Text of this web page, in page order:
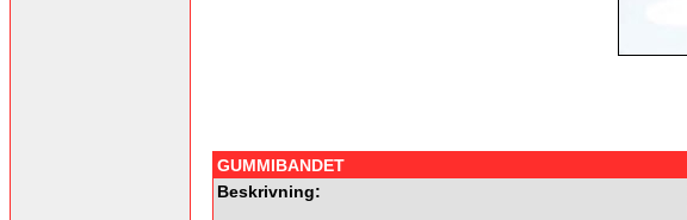
GUMMIBANDET
Beskrivning: